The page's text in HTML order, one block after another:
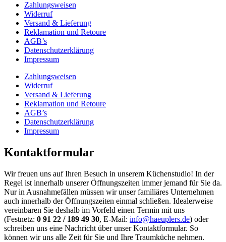
Zahlungsweisen
Widerruf
Versand & Lieferung
Reklamation und Retoure
AGB’s
Datenschutzerklärung
Impressum
Zahlungsweisen
Widerruf
Versand & Lieferung
Reklamation und Retoure
AGB’s
Datenschutzerklärung
Impressum
Kontaktformular
Wir freuen uns auf Ihren Besuch in unserem Küchenstudio! In der
Regel ist innerhalb unserer Öffnungszeiten immer jemand für Sie da.
Nur in Ausnahmefällen müssen wir unser familiäres Unternehmen
auch innerhalb der Öffnungszeiten einmal schließen. Idealerweise
vereinbaren Sie deshalb im Vorfeld einen Termin mit uns
(Festnetz: 0 91 22 / 189 49 30, E-Mail: info@haeuplers.de) oder
schreiben uns eine Nachricht über unser Kontaktformular. So
können wir uns alle Zeit für Sie und Ihre Traumküche nehmen.